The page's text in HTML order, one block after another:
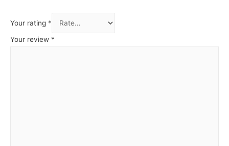
Your rating *
Your review *